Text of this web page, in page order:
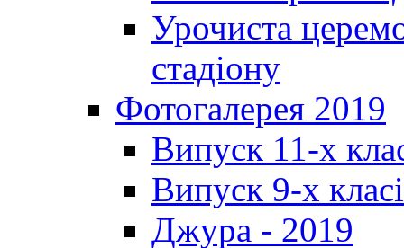
Урочиста
стадіону
Фотогалерея 2019
Випуск 11-х
Випуск 9-х
Джура - 2019